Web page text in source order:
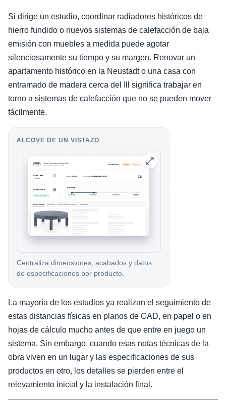
Si dirige un estudio, coordinar radiadores históricos de
hierro fundido o nuevos sistemas de calefacción de baja
emisión con muebles a medida puede agotar
silenciosamente su tiempo y su margen. Renovar un
apartamento histórico en la Neustadt o una casa con
entramado de madera cerca del Ill significa trabajar en
torno a sistemas de calefacción que no se pueden mover
fácilmente.
ALCOVE DE UN VISTAZO
Centraliza dimensiones, acabados y datos
de especificaciones por producto.
La mayoría de los estudios ya realizan el seguimiento de
estas distancias físicas en planos de CAD, en papel o en
hojas de cálculo mucho antes de que entre en juego un
sistema. Sin embargo, cuando esas notas técnicas de la
obra viven en un lugar y las especificaciones de sus
productos en otro, los detalles se pierden entre el
relevamiento inicial y la instalación final.